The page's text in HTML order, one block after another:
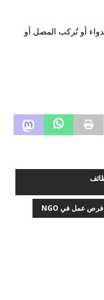
أو تُركب المصل أو
فرص عمل في NGO